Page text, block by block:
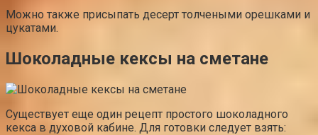
Можно также присыпать десерт толчеными орешками и
цукатами.
Шоколадные кексы на сметане
Существует еще один рецепт простого шоколадного
кекса в духовой кабине. Для готовки следует взять: